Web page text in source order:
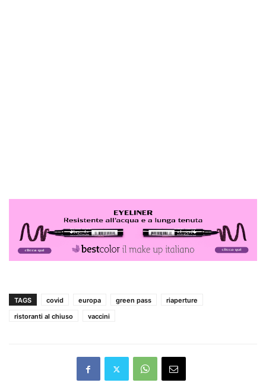
TAGS covid europa green pass
riaperture
ristoranti al chiuso
vaccini